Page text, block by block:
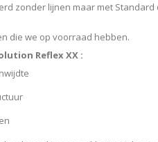
zonder lijnen maar met
die we op voorraad hebben.
Reflex XX :